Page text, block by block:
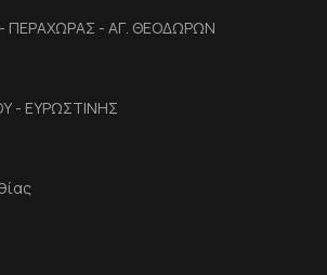
ΠΕΡΑΧΩΡΑΣ - ΑΓ. ΘΕΟΔΩΡΩΝ
- ΕΥΡΩΣΤΙΝΗΣ